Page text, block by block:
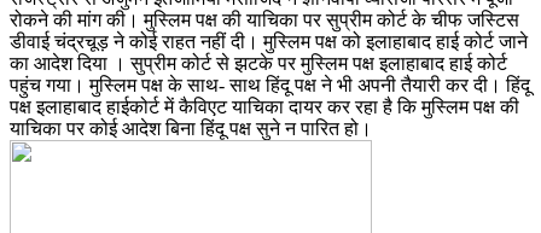
रोकने की मांग की। मुस्लिम पक्ष की याचिका पर सुप्रीम कोर्ट के चीफ जस्टिस
डीवाई चंद्रचूड़ ने कोई राहत नहीं दी। मुस्लिम पक्ष को इलाहाबाद हाई कोर्ट जाने
का आदेश दिया । सुप्रीम कोर्ट से झटके पर मुस्लिम पक्ष इलाहाबाद हाई कोर्ट
पहुंच गया। मुस्लिम पक्ष के साथ- साथ हिंदू पक्ष ने भी अपनी तैयारी कर दी। हिंदू
पक्ष इलाहाबाद हाईकोर्ट में कैविएट याचिका दायर कर रहा है कि मुस्लिम पक्ष की
याचिका पर कोई आदेश बिना हिंदू पक्ष सुने न पारित हो।